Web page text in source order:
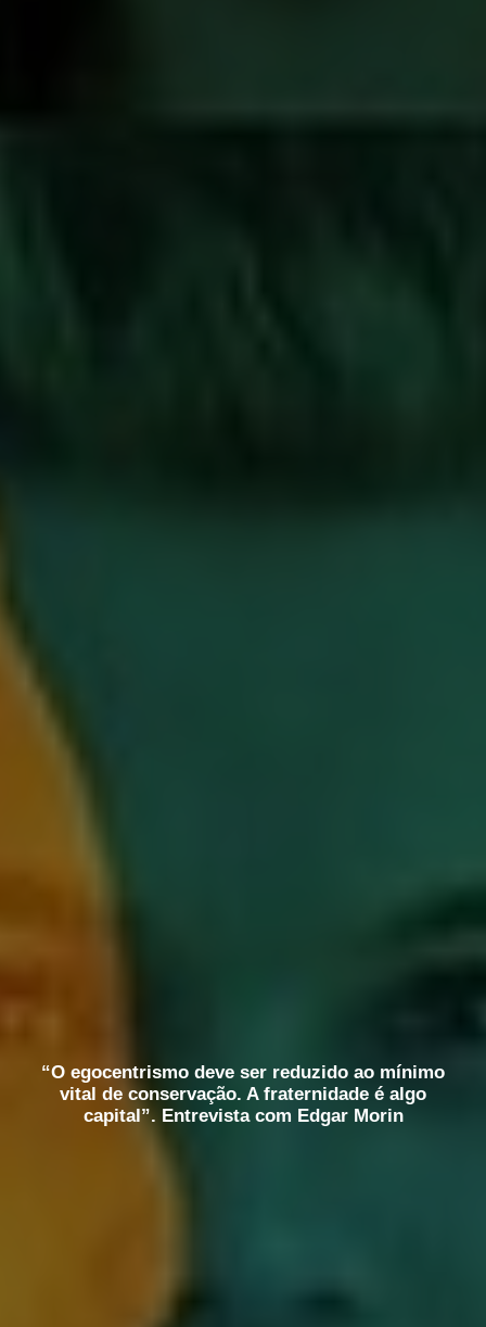
“O egocentrismo deve ser reduzido ao mínimo
vital de conservação. A fraternidade é algo
capital”. Entrevista com Edgar Morin